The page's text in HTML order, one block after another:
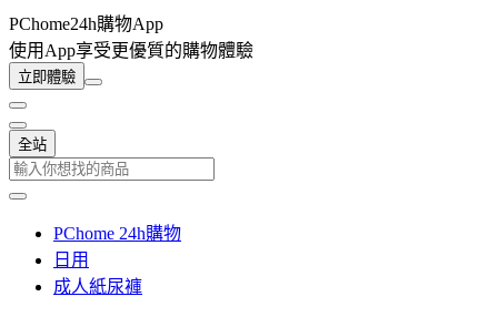
PChome24h購物App
使用App享受更優質的購物體驗
立即體驗
全站
PChome 24h購物
日用
成人紙尿褲